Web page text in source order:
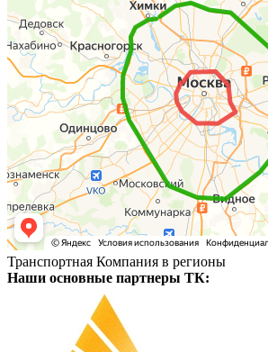
Транспортная Компания в регионы
Наши основные партнеры ТК: